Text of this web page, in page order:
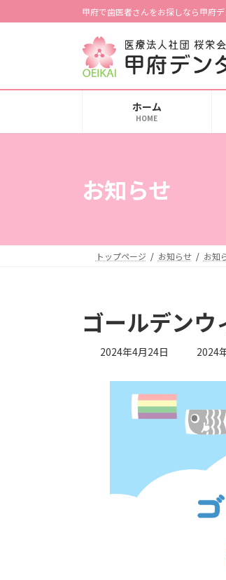
ン
へ
ビ
ョ
甲府で歯医者さんをお探しなら甲府
ホーム
HOME
お知らせ
トップページ お知らせ お知
ゴールデンウ
2024年4月24日
最
時
:
2024